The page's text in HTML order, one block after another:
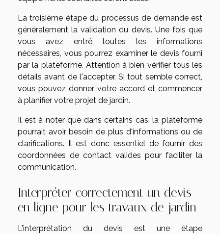
La troisième étape du processus de demande est
généralement la validation du devis. Une fois que
vous avez entré toutes les informations
nécessaires, vous pourrez examiner le devis fourni
par la plateforme. Attention à bien vérifier tous les
détails avant de l'accepter. Si tout semble correct,
vous pouvez donner votre accord et commencer
à planifier votre projet de jardin.
Il est à noter que dans certains cas, la plateforme
pourrait avoir besoin de plus d'informations ou de
clarifications. Il est donc essentiel de fournir des
coordonnées de contact valides pour faciliter la
communication.
Interpréter correctement un devis
en ligne pour les travaux de jardin
L'interprétation du devis est une étape